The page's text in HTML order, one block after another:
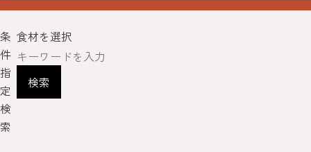
条
件
指
定
検
索
食材を選択
検索